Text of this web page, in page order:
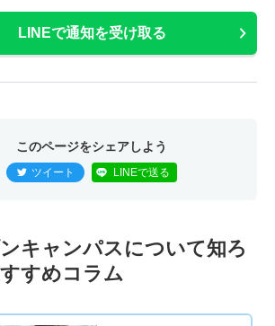
LINEで通知を受け取る
このページをシェアしよう
ツイート LINEで送る
キャンパスについて知ろ
すめコラム